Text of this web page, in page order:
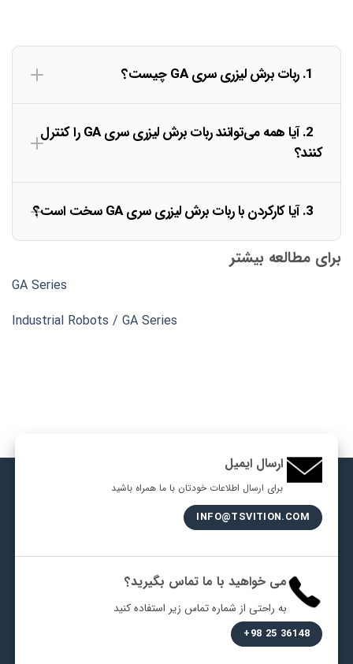
1. ربات برش لیزری سری GA چیست؟
2. آیا همه می‌توانند ربات برش لیزری سری GA را کنترل
کنند؟
3. آیا کارکردن با ربات برش لیزری سری GA سخت است؟
برای مطالعه بیشتر
GA Series
Industrial Robots / GA Series
ارسال ایمیل
برای ارسال اطلاعات خودتان با ما همراه باشید
INFO@TSVITION.COM
می خواهید با ما تماس بگیرید؟
به راحتی از شماره تماس زیر استفاده کنید
36148 25 98+